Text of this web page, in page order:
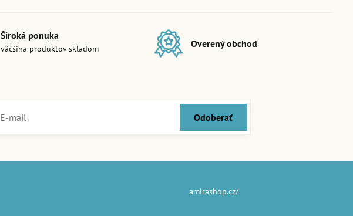
Široká ponuka
väčšina produktov skladom Overený obchod
Odoberať
amirashop.cz/